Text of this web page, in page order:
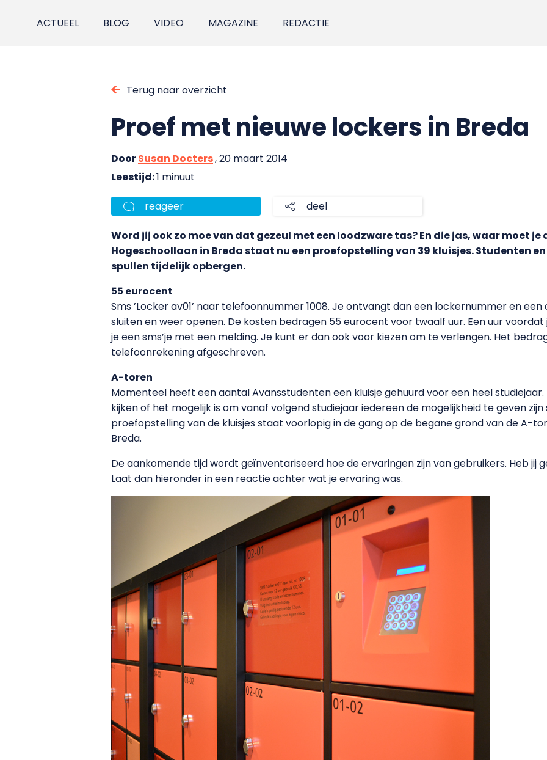
ACTUEEL BLOG VIDEO MAGAZINE REDACTIE
Terug naar overzicht
Proef met nieuwe lockers in Breda
DoorSusan Docters, 20 maart 2014
Leestijd:1 minuut
reageer deel
Word jij ook zo moe van dat gezeul met een loodzware tas? En die jas, waar moet je
Hogeschoollaan in Breda staat nu een proefopstelling van 39 kluisjes. Studenten
spullen tijdelijk opbergen.
55 eurocent
Sms ’Locker av01’ naar telefoonnummer 1008. Je ontvangt dan een lockernummer en
sluiten en weer openen. De kosten bedragen 55 eurocent voor twaalf uur. Een uur
je een sms’je met een melding. Je kunt er dan ook voor kiezen om te verlengen. Het
telefoonrekening afgeschreven.
A-toren
Momenteel heeft een aantal Avansstudenten een kluisje gehuurd voor een heel
kijken of het mogelijk is om vanaf volgend studiejaar iedereen de mogelijkheid te geven
proefopstelling van de kluisjes staat voorlopig in de gang op de begane grond van de A-
Breda.
De aankomende tijd wordt geïnventariseerd hoe de ervaringen zijn van gebruikers. Heb jij
Laat dan hieronder in een reactie achter wat je ervaring was.